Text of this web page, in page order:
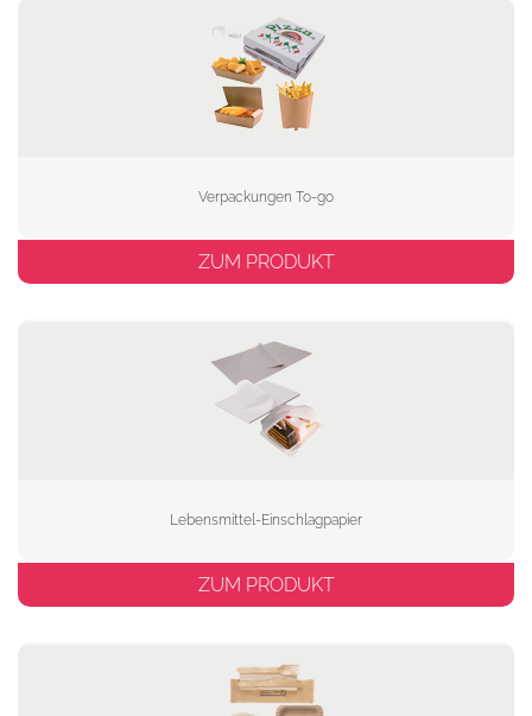
Verpackungen To-go
ZUM PRODUKT
Lebensmittel-Einschlagpapier
ZUM PRODUKT